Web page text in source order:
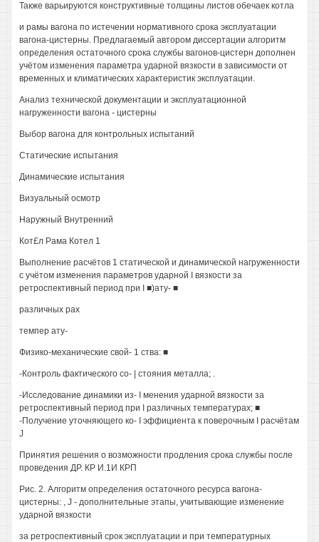
Также варьируются конструктивные толщины листов обечаек котла
и рамы вагона по истечении нормативного срока эксплуатации
вагона-цистерны. Предлагаемый автором диссертации алгоритм
определения остаточного срока службы вагонов-цистерн дополнен
учётом изменения параметра ударной вязкости в зависимости от
временных и климатических характеристик эксплуатации.
Анализ технической документации и эксплуатационной
нагруженности вагона - цистерны
Выбор вагона для контрольных испытаний
Статические испытания
Динамические испытания
Визуальный осмотр
Наружный Внутренний
Кот£л Рама Котел 1
Выполнение расчётов 1 статической и динамической нагруженности
с учётом изменения параметров ударной I вязкости за
ретроспективный период при I ■)ату- ■
различных рах
темпер ату-
Физико-механические свой- 1 ства: ■
-Контроль фактического со- | стояния металла; .
-Исследование динамики из- I менения ударной вязкости за
ретроспективный период при I различных температурах; ■
-Получение уточняющего ко- I эффициента к поверочным I расчётам
J
Принятия решения о возможности продления срока службы после
проведения ДР. КР И.1И КРП
Рис. 2. Алгоритм определения остаточного ресурса вагона-
цистерны: , J - дополнительные этапы, учитывающие изменение
ударной вязкости
за ретроспективный срок эксплуатации и при температурных